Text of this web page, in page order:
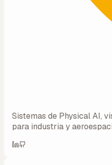
Sistemas de Physical AI,
para industria y